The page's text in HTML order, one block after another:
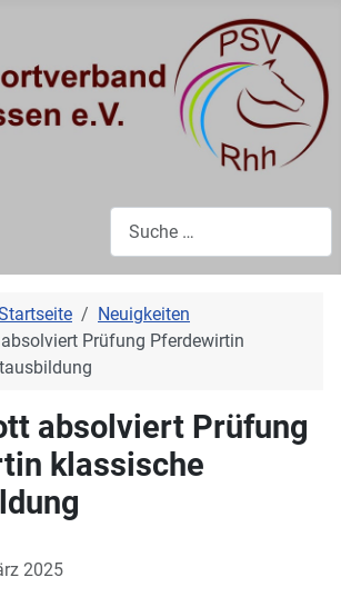
Neuigkeiten
Prüfung Pferdewirtin
absolviert Prüfung
klassische
2025